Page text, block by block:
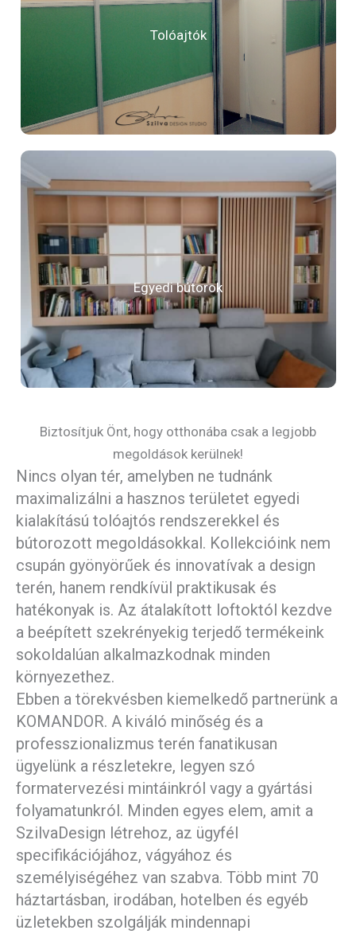
Tolóajtók
Egyedi bútorok
Biztosítjuk Önt, hogy otthonába csak a legjobb
megoldások kerülnek!
Nincs olyan tér, amelyben ne tudnánk
maximalizálni a hasznos területet egyedi
kialakítású tolóajtós rendszerekkel és
bútorozott megoldásokkal. Kollekcióink nem
csupán gyönyörűek és innovatívak a design
terén, hanem rendkívül praktikusak és
hatékonyak is. Az átalakított loftoktól kezdve
a beépített szekrényekig terjedő termékeink
sokoldalúan alkalmazkodnak minden
környezethez.
Ebben a törekvésben kiemelkedő partnerünk a
KOMANDOR. A kiváló minőség és a
professzionalizmus terén fanatikusan
ügyelünk a részletekre, legyen szó
formatervezési mintáinkról vagy a gyártási
folyamatunkról. Minden egyes elem, amit a
SzilvaDesign létrehoz, az ügyfél
specifikációjához, vágyához és
személyiségéhez van szabva. Több mint 70
háztartásban, irodában, hotelben és egyéb
üzletekben szolgálják mindennapi